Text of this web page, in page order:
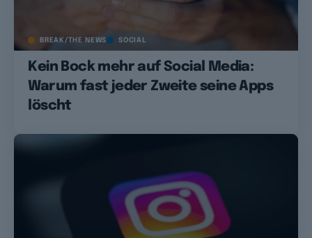
BREAK/THE NEWS SOCIAL
Kein Bock mehr auf Social Media:
Warum fast jeder Zweite seine Apps
löscht